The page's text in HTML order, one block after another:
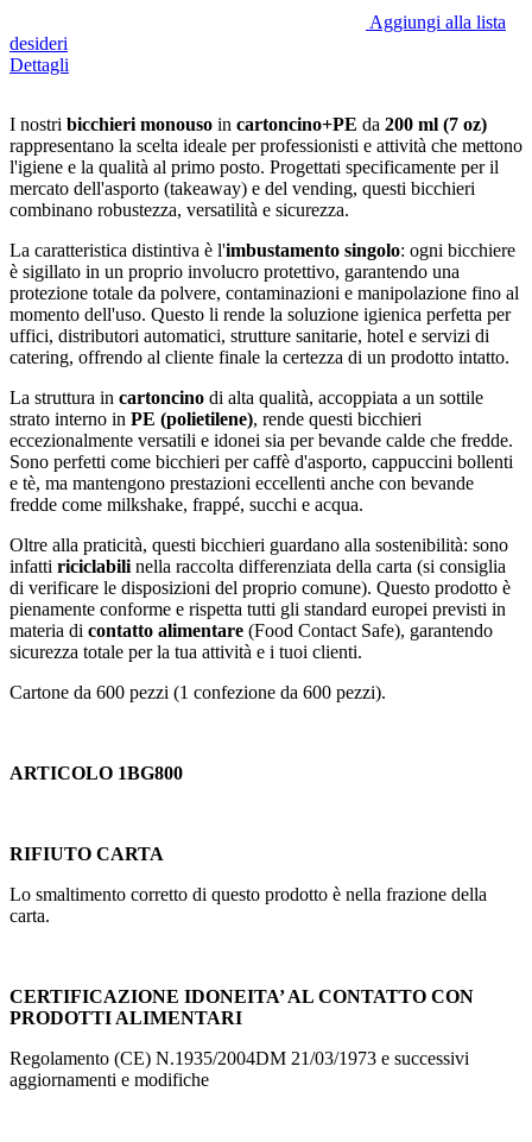
Aggiungi alla lista
desideri
Dettagli
I nostri bicchieri monouso in cartoncino+PE da 200 ml (7 oz)
rappresentano la scelta ideale per professionisti e attività che mettono
l'igiene e la qualità al primo posto. Progettati specificamente per il
mercato dell'asporto (takeaway) e del vending, questi bicchieri
combinano robustezza, versatilità e sicurezza.
La caratteristica distintiva è l'imbustamento singolo: ogni bicchiere
è sigillato in un proprio involucro protettivo, garantendo una
protezione totale da polvere, contaminazioni e manipolazione fino al
momento dell'uso. Questo li rende la soluzione igienica perfetta per
uffici, distributori automatici, strutture sanitarie, hotel e servizi di
catering, offrendo al cliente finale la certezza di un prodotto intatto.
La struttura in cartoncino di alta qualità, accoppiata a un sottile
strato interno in PE (polietilene), rende questi bicchieri
eccezionalmente versatili e idonei sia per bevande calde che fredde.
Sono perfetti come bicchieri per caffè d'asporto, cappuccini bollenti
e tè, ma mantengono prestazioni eccellenti anche con bevande
fredde come milkshake, frappé, succhi e acqua.
Oltre alla praticità, questi bicchieri guardano alla sostenibilità: sono
infatti riciclabili nella raccolta differenziata della carta (si consiglia
di verificare le disposizioni del proprio comune). Questo prodotto è
pienamente conforme e rispetta tutti gli standard europei previsti in
materia di contatto alimentare (Food Contact Safe), garantendo
sicurezza totale per la tua attività e i tuoi clienti.
Cartone da 600 pezzi (1 confezione da 600 pezzi).
ARTICOLO 1BG800
RIFIUTO CARTA
Lo smaltimento corretto di questo prodotto è nella frazione della
carta.
CERTIFICAZIONE IDONEITA’ AL CONTATTO CON
PRODOTTI ALIMENTARI
Regolamento (CE) N.1935/2004DM 21/03/1973 e successivi
aggiornamenti e modifiche